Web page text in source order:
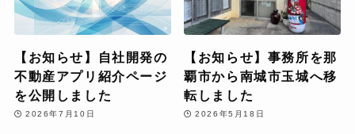
【お知らせ】自社開発の
不動産アプリ紹介ページ
を公開しました
2026年7月10日
【お知らせ】事務所を那
覇市から南城市玉城へ移
転しました
2026年5月18日